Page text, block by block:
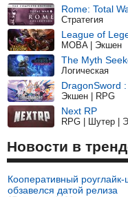
Rome: Total
Стратегия
League of
MOBA | Экшен
The Myth
Логическая
DragonSword
Экшен | RPG
Next RP
RPG | Шутер |
Новости в
Кооперативный
обзавелся датой релиза